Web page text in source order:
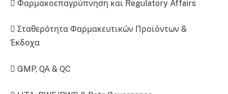
 Φαρμακοεπαγρύπνηση και Regulatory Affairs
 Σταθερότητα Φαρμακευτικών Προϊόντων &
Έκδοχα
 GMP, QA & QC